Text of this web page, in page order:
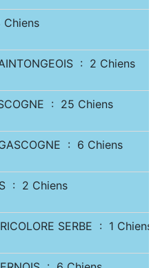
: 2 Chiens
: 25 Chiens
: 6 Chiens
: 2 Chiens
SERBE : 1 Chiens